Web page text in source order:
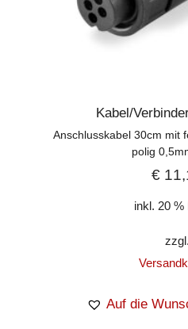
Kabel/
Anschlusskabel 30cm mit
polig
€
inkl. 20 %
zzgl.
Auf die